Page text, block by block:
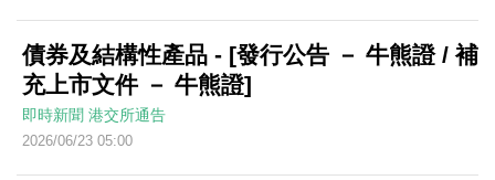
債券及結構性產品 - [發行公告 － 牛熊證 / 補
充上市文件 － 牛熊證]
即時新聞 港交所通告
2026/06/23 05:00